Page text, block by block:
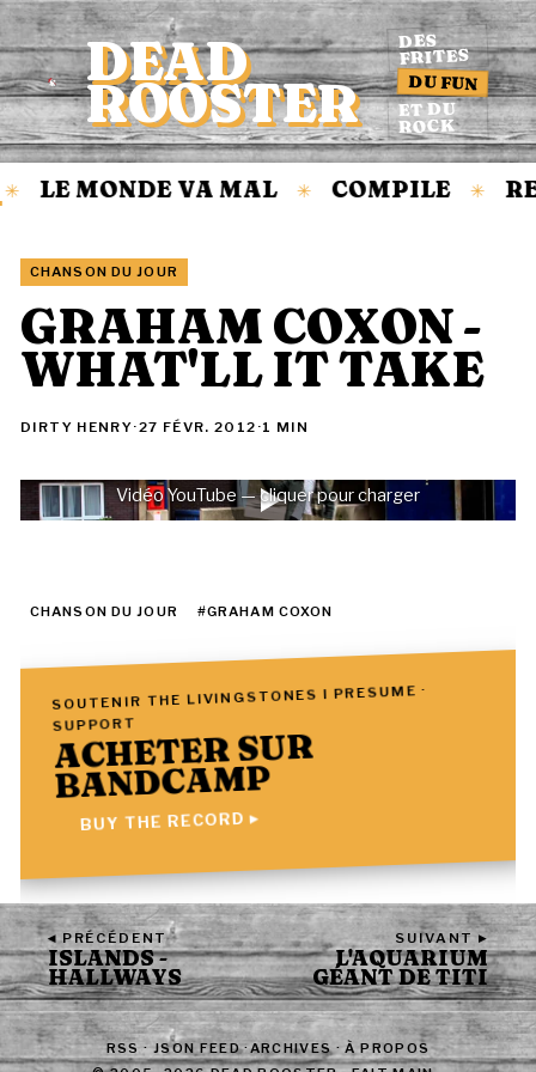
Accueil
DEAD
ROOSTER
DES
FRITES
DU FUN
ET DU
ROCK
LE MONDE VA MAL ✳ COMPILE ✳
CHANSON DU JOUR
GRAHAM COXON -
WHAT'LL IT TAKE
DIRTY HENRY·27 FÉVR. 2012 ·1 MIN
Vidéo YouTube — cliquer pour charger
CHANSON DU JOUR #GRAHAM COXON
SOUTENIR THE LIVINGSTONES I PRESUME ·
SUPPORT
ACHETER SUR
BANDCAMP
BUY THE RECORD ▸
◂ PRÉCÉDENT
ISLANDS -
HALLWAYS
SUIVANT ▸
L'AQUARIUM
GÉANT DE TITI
RSS·JSON FEED·ARCHIVES·À PROPOS